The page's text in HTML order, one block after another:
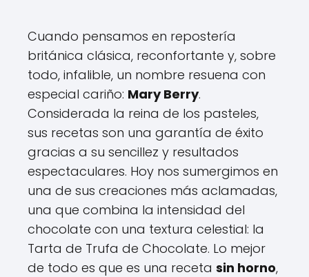
Cuando pensamos en repostería
británica clásica, reconfortante y, sobre
todo, infalible, un nombre resuena con
especial cariño: Mary Berry.
Considerada la reina de los pasteles,
sus recetas son una garantía de éxito
gracias a su sencillez y resultados
espectaculares. Hoy nos sumergimos en
una de sus creaciones más aclamadas,
una que combina la intensidad del
chocolate con una textura celestial: la
Tarta de Trufa de Chocolate. Lo mejor
de todo es que es una receta sin horno,